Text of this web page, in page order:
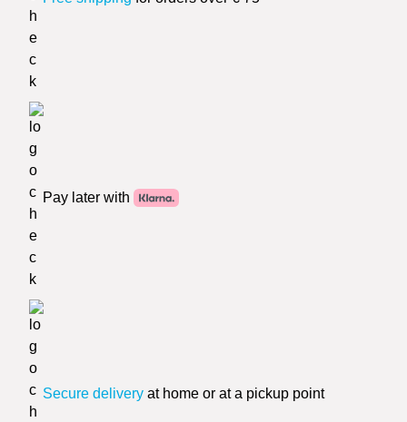
Pay later with
Secure delivery at home or at a pickup point